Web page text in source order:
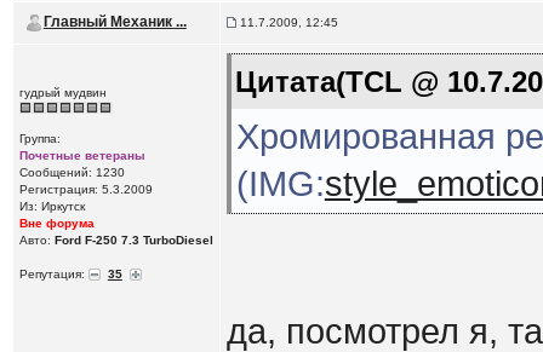
Главный Механик ... 11.7.2009, 12:45
гудрый мудвин
Группа:
Почетные ветераны
Сообщений: 1230
Регистрация: 5.3.2009
Из: Иркутск
Вне форума
Авто: Ford F-250 7.3 TurboDiesel
Репутация: 35
Цитата(TCL @
Хромированная
(IMG:
да, посмотрел я,